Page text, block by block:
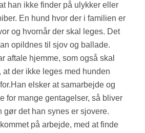
han ikke finder på ulykker eller
En hund hvor der i familien er
og hvornår der skal leges. Det
opildnes til sjov og ballade.
aftale hjemme, som også skal
der ikke leges med hunden
elsker at samarbejde og
for mange gentagelser, så bliver
gør det han synes er sjovere.
på arbejde, med at finde